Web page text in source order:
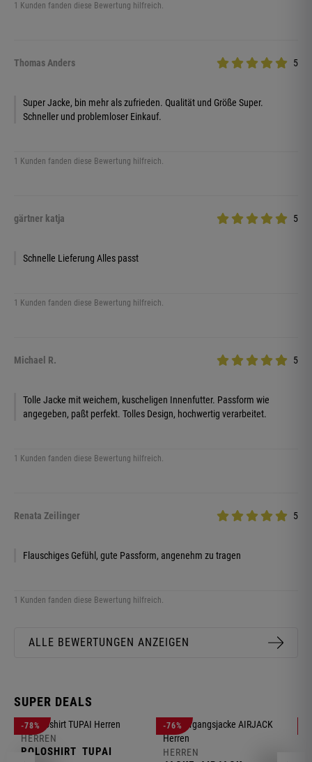
1 Kunden fanden diese Bewertung hilfreich.
Thomas Anders 5
Super Jacke, bin mehr als zufrieden. Qualität und Größe Super.
Schneller und problemloser Einkauf.
1 Kunden fanden diese Bewertung hilfreich.
gärtner katja 5
Schnelle Lieferung Alles passt
1 Kunden fanden diese Bewertung hilfreich.
Michael R. 5
Tolle Jacke mit weichem, kuscheligen Innenfutter. Passform wie
angegeben, paßt perfekt. Tolles Design, hochwertig verarbeitet.
1 Kunden fanden diese Bewertung hilfreich.
Renata Zeilinger 5
Flauschiges Gefühl, gute Passform, angenehm zu tragen
1 Kunden fanden diese Bewertung hilfreich.
ALLE BEWERTUNGEN ANZEIGEN
SUPER DEALS
-78%
HERREN
POLOSHIRT TUPAI
-76%
HERREN